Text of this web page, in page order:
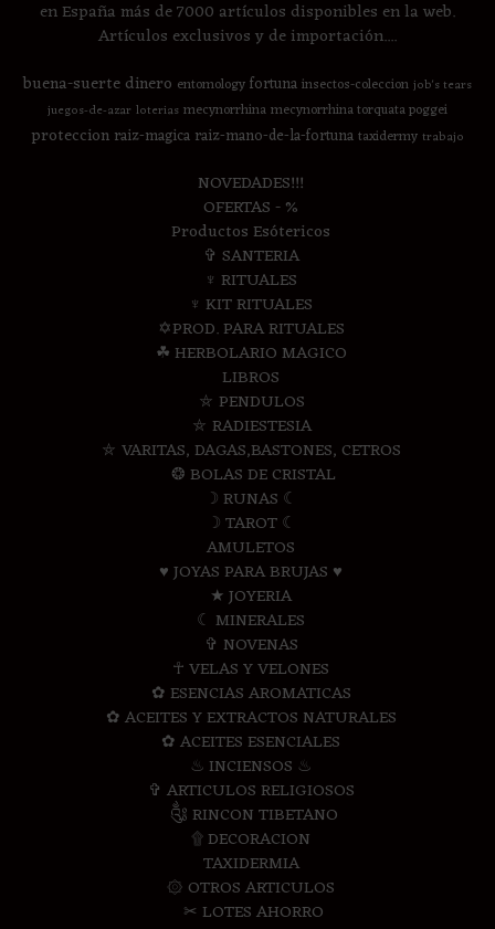
en España más de 7000 artículos disponibles en la web.
Artículos exclusivos y de importación....
buena-suertedinero entomologyfortunainsectos-coleccion job's tears
juegos-de-azar loterias mecynorrhinamecynorrhina torquata poggei
proteccion raiz-magica raiz-mano-de-la-fortunataxidermy trabajo
NOVEDADES!!!
OFERTAS - %
Productos Esótericos
✞ SANTERIA
♆ RITUALES
♆ KIT RITUALES
✡PROD. PARA RITUALES
☘ HERBOLARIO MAGICO
LIBROS
⛤ PENDULOS
⛤ RADIESTESIA
⛤ VARITAS, DAGAS,BASTONES, CETROS
❂ BOLAS DE CRISTAL
☽ RUNAS ☾
☽ TAROT ☾
AMULETOS
♥ JOYAS PARA BRUJAS ♥
★ JOYERIA
☾ MINERALES
✞ NOVENAS
☥ VELAS Y VELONES
✿ ESENCIAS AROMATICAS
✿ ACEITES Y EXTRACTOS NATURALES
✿ ACEITES ESENCIALES
♨ INCIENSOS ♨
✞ ARTICULOS RELIGIOSOS
༃ RINCON TIBETANO
۩ DECORACION
TAXIDERMIA
۞ OTROS ARTICULOS
✂ LOTES AHORRO